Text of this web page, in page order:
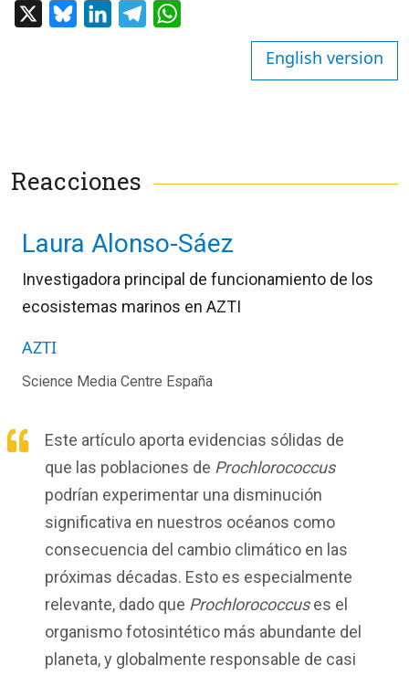
BlueskyLinkedInTelegram
English version
Reacciones
Laura Alonso-Sáez
Investigadora principal de funcionamiento de los
ecosistemas marinos en AZTI
AZTI
Science Media Centre España
Este artículo aporta evidencias sólidas de
que las poblaciones de Prochlorococcus
podrían experimentar una disminución
significativa en nuestros océanos como
consecuencia del cambio climático en las
próximas décadas. Esto es especialmente
relevante, dado que Prochlorococcus es el
organismo fotosintético más abundante del
planeta, y globalmente responsable de casi